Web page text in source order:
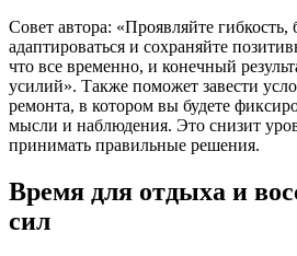
Совет автора: «Проявляйте гибкость,
адаптироваться и сохраняйте
что все временно, и конечный
усилий». Также поможет завести
ремонта, в котором вы будете
мысли и наблюдения. Это снизит
принимать правильные решения.
Время для отдыха и
сил